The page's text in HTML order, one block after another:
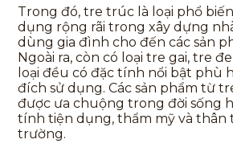
Trong đó, tre trúc là loại phổ
dụng rộng rãi trong xây dựng
dùng gia đình cho đến các sản
Ngoài ra, còn có loại tre gai, tre
loại đều có đặc tính nổi bật phù
đích sử dụng. Các sản phẩm từ
được ưa chuộng trong đời sống
tính tiện dụng, thẩm mỹ và thân
trường.